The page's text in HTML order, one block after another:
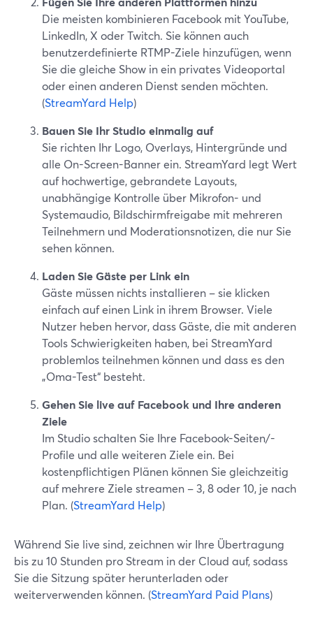
Die meisten kombinieren Facebook mit YouTube,
LinkedIn, X oder Twitch. Sie können auch
benutzerdefinierte RTMP-Ziele hinzufügen, wenn
Sie die gleiche Show in ein privates Videoportal
oder einen anderen Dienst senden möchten.
(StreamYard Help)
Bauen Sie Ihr Studio einmalig auf
Sie richten Ihr Logo, Overlays, Hintergründe und
alle On-Screen-Banner ein. StreamYard legt Wert
auf hochwertige, gebrandete Layouts,
unabhängige Kontrolle über Mikrofon- und
Systemaudio, Bildschirmfreigabe mit mehreren
Teilnehmern und Moderationsnotizen, die nur Sie
sehen können.
Laden Sie Gäste per Link ein
Gäste müssen nichts installieren – sie klicken
einfach auf einen Link in ihrem Browser. Viele
Nutzer heben hervor, dass Gäste, die mit anderen
Tools Schwierigkeiten haben, bei StreamYard
problemlos teilnehmen können und dass es den
„Oma-Test“ besteht.
Gehen Sie live auf Facebook und Ihre anderen
Ziele
Im Studio schalten Sie Ihre Facebook-Seiten/-
Profile und alle weiteren Ziele ein. Bei
kostenpflichtigen Plänen können Sie gleichzeitig
auf mehrere Ziele streamen – 3, 8 oder 10, je nach
Plan. (StreamYard Help)
Während Sie live sind, zeichnen wir Ihre Übertragung
bis zu 10 Stunden pro Stream in der Cloud auf, sodass
Sie die Sitzung später herunterladen oder
weiterverwenden können. (StreamYard Paid Plans)